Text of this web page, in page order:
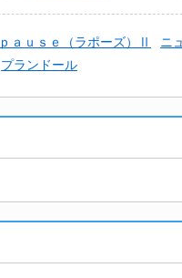
ａｕｓｅ（ラポーズ）Ⅱ ニ
プランドール